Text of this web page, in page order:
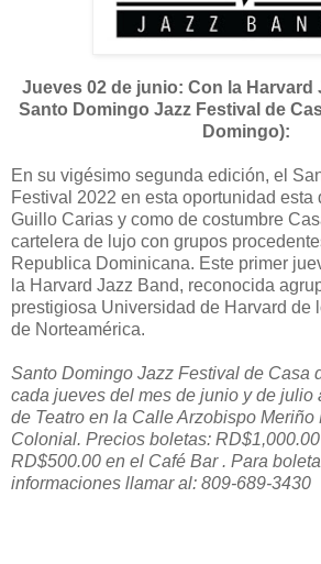
Jueves 02 de junio: Con la Harvard
Santo Domingo Jazz Festival de
Domingo):
En su vigésimo segunda edición, el
Festival 2022 en esta oportunidad esta
Guillo Carias y como de costumbre
cartelera de lujo con grupos
Republica Dominicana. Este primer
la Harvard Jazz Band, reconocida
prestigiosa Universidad de Harvard de
de Norteamérica.
Santo Domingo Jazz Festival de Casa
cada jueves del mes de junio y de julio
de Teatro en la Calle Arzobispo Meriño
Colonial. Precios boletas:
RD$500.00 en el Café Bar . Para
informaciones llamar al: 809-689-3430